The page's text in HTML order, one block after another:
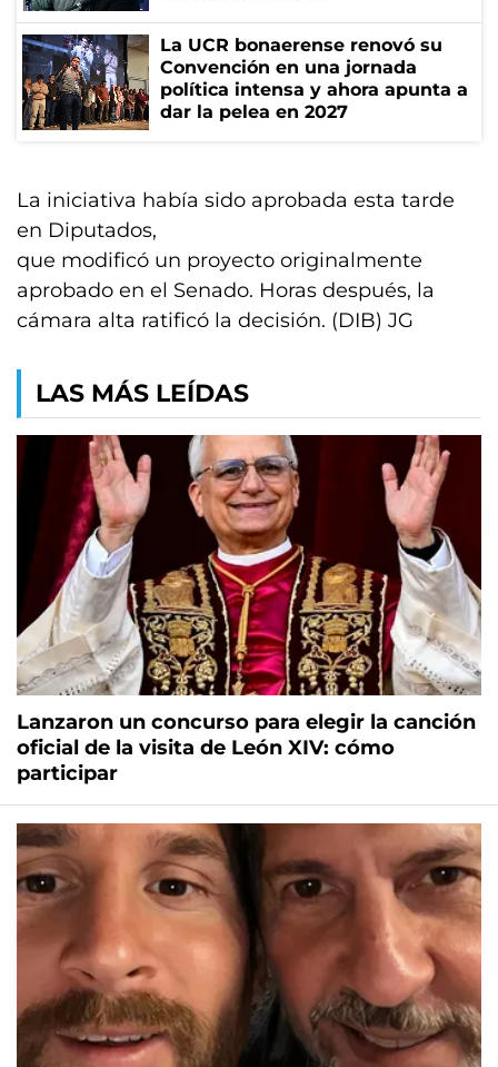
La UCR bonaerense renovó su
Convención en una jornada
política intensa y ahora apunta a
dar la pelea en 2027
La iniciativa había sido aprobada esta tarde
en Diputados,
que modificó un proyecto originalmente
aprobado en el Senado. Horas después, la
cámara alta ratificó la decisión. (DIB) JG
LAS MÁS LEÍDAS
Lanzaron un concurso para elegir la canción
oficial de la visita de León XIV: cómo
participar